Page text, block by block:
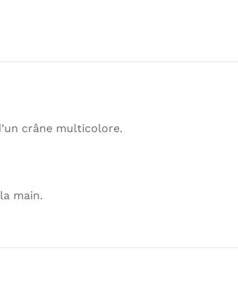
crâne multicolore.
main.